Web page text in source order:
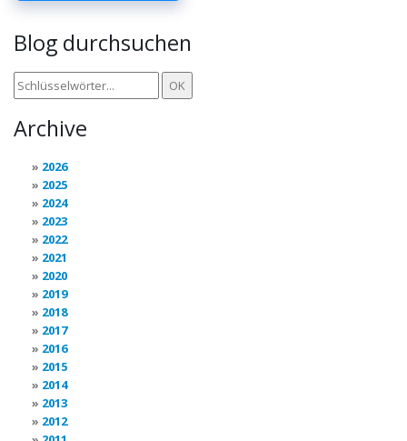
Blog durchsuchen
Archive
2026
2025
2024
2023
2022
2021
2020
2019
2018
2017
2016
2015
2014
2013
2012